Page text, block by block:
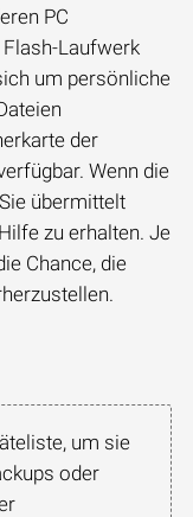
PC
Laufwerk
um persönliche
der
Wenn die
übermittelt
zu erhalten. Je
Chance, die
um sie
oder